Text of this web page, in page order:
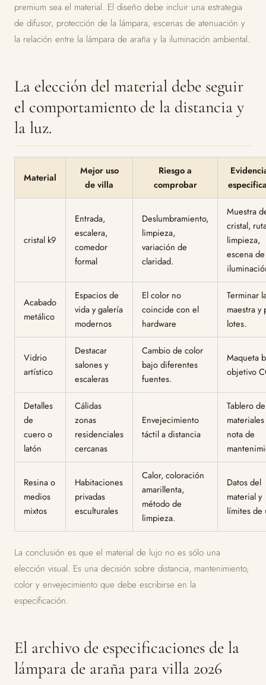
premium sea el material. El diseño debe incluir una estrategia
de difusor, protección de la lámpara, escenas de atenuación y
la relación entre la lámpara de araña y la iluminación ambiental.
La elección del material debe seguir
el comportamiento de la distancia y
la luz.
Material
Mejor uso
de villa
Riesgo a
comprobar
cristal k9
Entrada,
escalera,
comedor
formal
Deslumbramiento,
limpieza,
variación de
claridad.
Muestra
cristal,
limpieza,
escena de
Acabado
metálico
Espacios de
vida y galería
modernos
El color no
coincide con el
hardware
Terminar
maestra y
lotes.
Vidrio
artístico
Destacar
salones y
escaleras
Cambio de color
bajo diferentes
fuentes.
Maqueta
objetivo
Detalles
de
cuero o
latón
Cálidas
zonas
residenciales
cercanas
Envejecimiento
táctil a distancia
Tablero de
materiales
nota de
Resina o
medios
mixtos
Habitaciones
privadas
esculturales
Calor, coloración
amarillenta,
método de
limpieza.
Datos del
material y
límites de
La conclusión es que el material de lujo no es sólo una
elección visual. Es una decisión sobre distancia, mantenimiento,
color y envejecimiento que debe escribirse en la
especificación.
El archivo de especificaciones de la
lámpara de araña para villa 2026